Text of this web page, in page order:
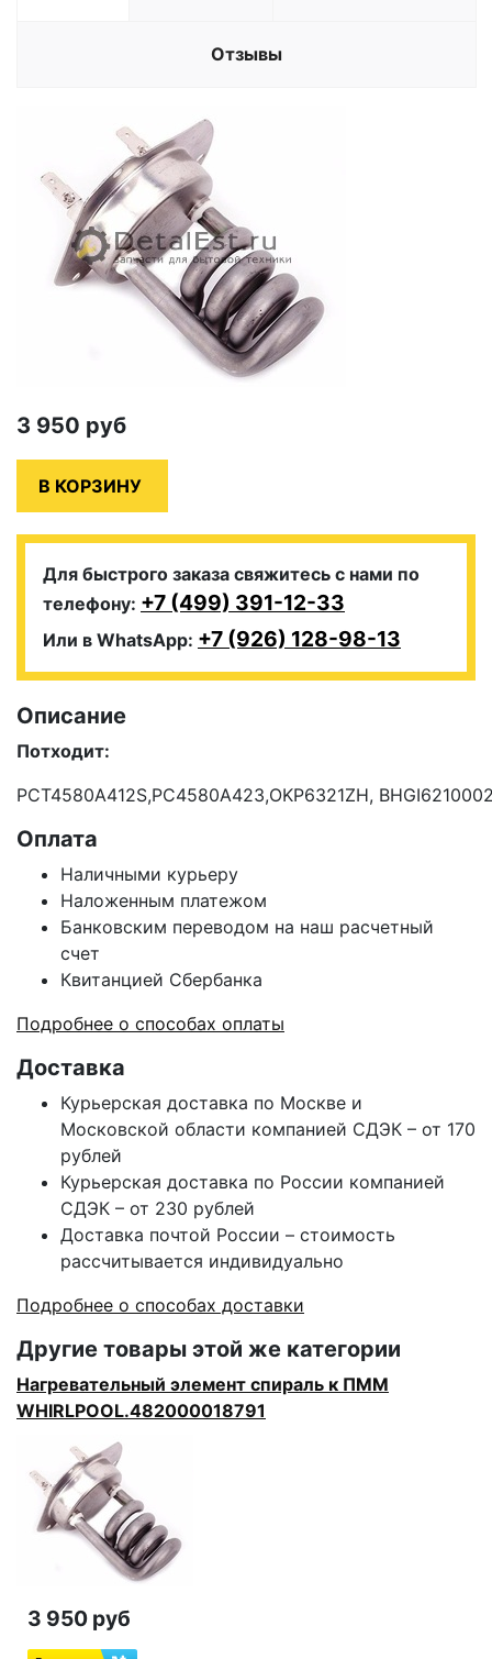
Отзывы
3 950 руб
Для быстрого заказа свяжитесь с нами по
телефону: +7 (499) 391-12-33
Или в WhatsApp: +7 (926) 128-98-13
Описание
Потходит:
PCT4580A412S,PC4580A423,OKP6321ZH,
Оплата
Наличными курьеру
Наложенным платежом
Банковским переводом на наш расчетный
счет
Квитанцией Сбербанка
Подробнее о способах оплаты
Доставка
Курьерская доставка по Москве и
Московской области компанией СДЭК – от 170
рублей
Курьерская доставка по России компанией
СДЭК – от 230 рублей
Доставка почтой России – стоимость
рассчитывается индивидуально
Подробнее о способах доставки
Другие товары этой же категории
Нагревательный элемент спираль к ПММ
WHIRLPOOL.482000018791
3 950 руб